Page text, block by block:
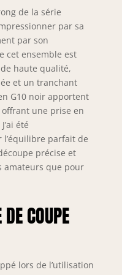
de bois
Acacia et
japonaises
AUS-10V à
teneur en
La
de
n'a jamais
aussi bonne
vous ou votre
Shogun
X 7"
Shogun
X 8" Pain
de la série
par sa
par son
cet ensemble est
haute qualité,
et un tranchant
G10 noir apportent
offrant une prise en
été
parfait de
précise et
amateurs que pour
COUPE
lors de l’utilisation